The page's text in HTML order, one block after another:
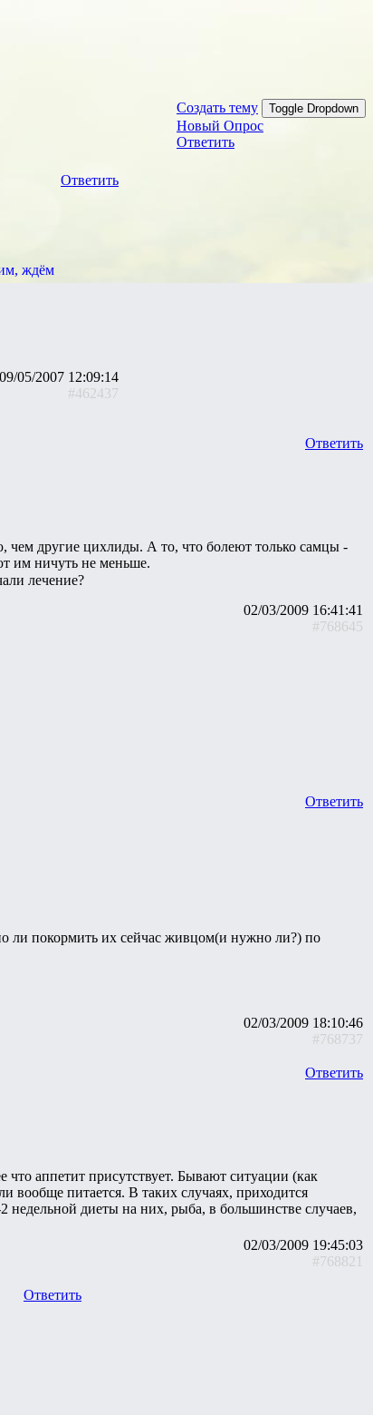
Создать тему Toggle Dropdown
Новый Опрос
Ответить
Ответить
ждём
09/05/2007 12:09:14
#462437
Ответить
чем другие цихлиды. А то, что болеют только самцы -
им ничуть не меньше.
лечение?
02/03/2009 16:41:41
#768645
Ответить
ли покормить их сейчас живцом(и нужно ли?) по
02/03/2009 18:10:46
#768737
Ответить
аппетит присутствует. Бывают ситуации (как
вообще питается. В таких случаях, приходится
недельной диеты на них, рыба, в большинстве случаев,
02/03/2009 19:45:03
#768821
Ответить